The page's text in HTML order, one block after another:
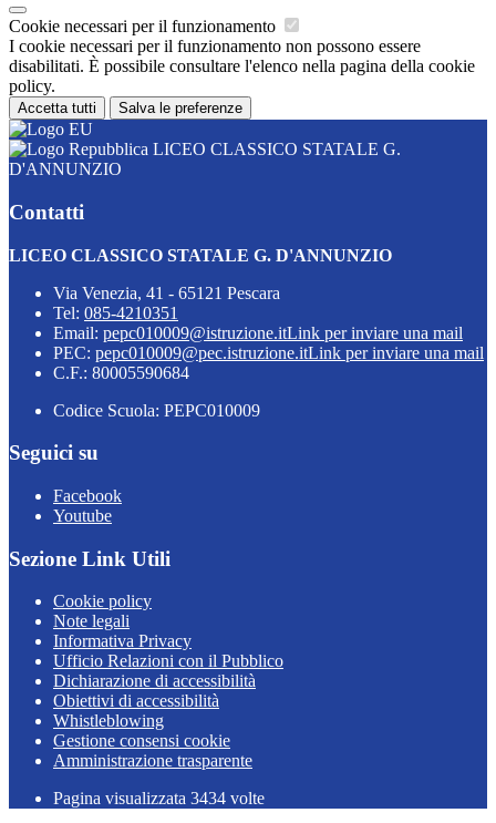
Cookie necessari per il funzionamento
I cookie necessari per il funzionamento non possono essere
disabilitati. È possibile consultare l'elenco nella pagina della cookie
policy.
Accetta tutti Salva le preferenze
LICEO CLASSICO STATALE G.
D'ANNUNZIO
Contatti
LICEO CLASSICO STATALE G. D'ANNUNZIO
Via Venezia, 41 - 65121 Pescara
Tel: 085-4210351
Email: pepc010009@istruzione.itLink per inviare una mail
PEC: pepc010009@pec.istruzione.itLink per inviare una mail
C.F.: 80005590684
Codice Scuola: PEPC010009
Seguici su
Facebook
Youtube
Sezione Link Utili
Cookie policy
Note legali
Informativa Privacy
Ufficio Relazioni con il Pubblico
Dichiarazione di accessibilità
Obiettivi di accessibilità
Whistleblowing
Gestione consensi cookie
Amministrazione trasparente
Pagina visualizzata 3434 volte